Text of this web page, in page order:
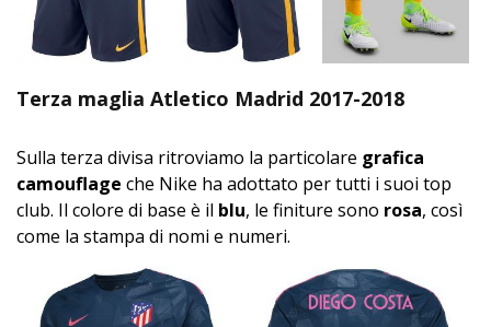
Terza maglia Atletico Madrid 2017-2018
Sulla terza divisa ritroviamo la particolare grafica
camouflage che Nike ha adottato per tutti i suoi top
club. Il colore di base è il blu, le finiture sono rosa, così
come la stampa di nomi e numeri.